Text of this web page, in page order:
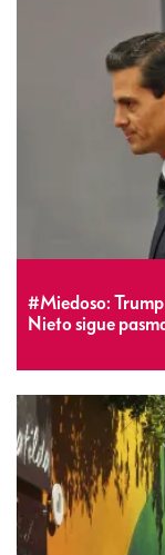
#Miedoso:
Nieto sigue